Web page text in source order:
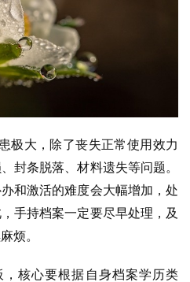
极大，除了丧失正常使用效力
封条脱落、材料遗失等问题。
和激活的难度会大幅增加，处
手持档案一定要尽早处理，及
烦。
核心要根据自身档案学历类